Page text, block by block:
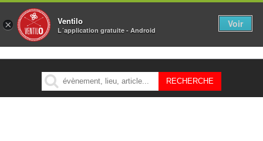
MENU
× Ventilo
L´application gratuite - Android
Voir